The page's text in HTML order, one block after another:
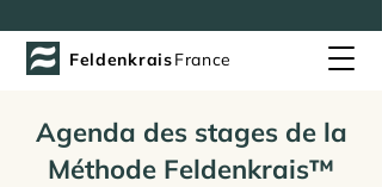
FeldenkraisFrance
Agenda des stages de la
Méthode Feldenkrais™